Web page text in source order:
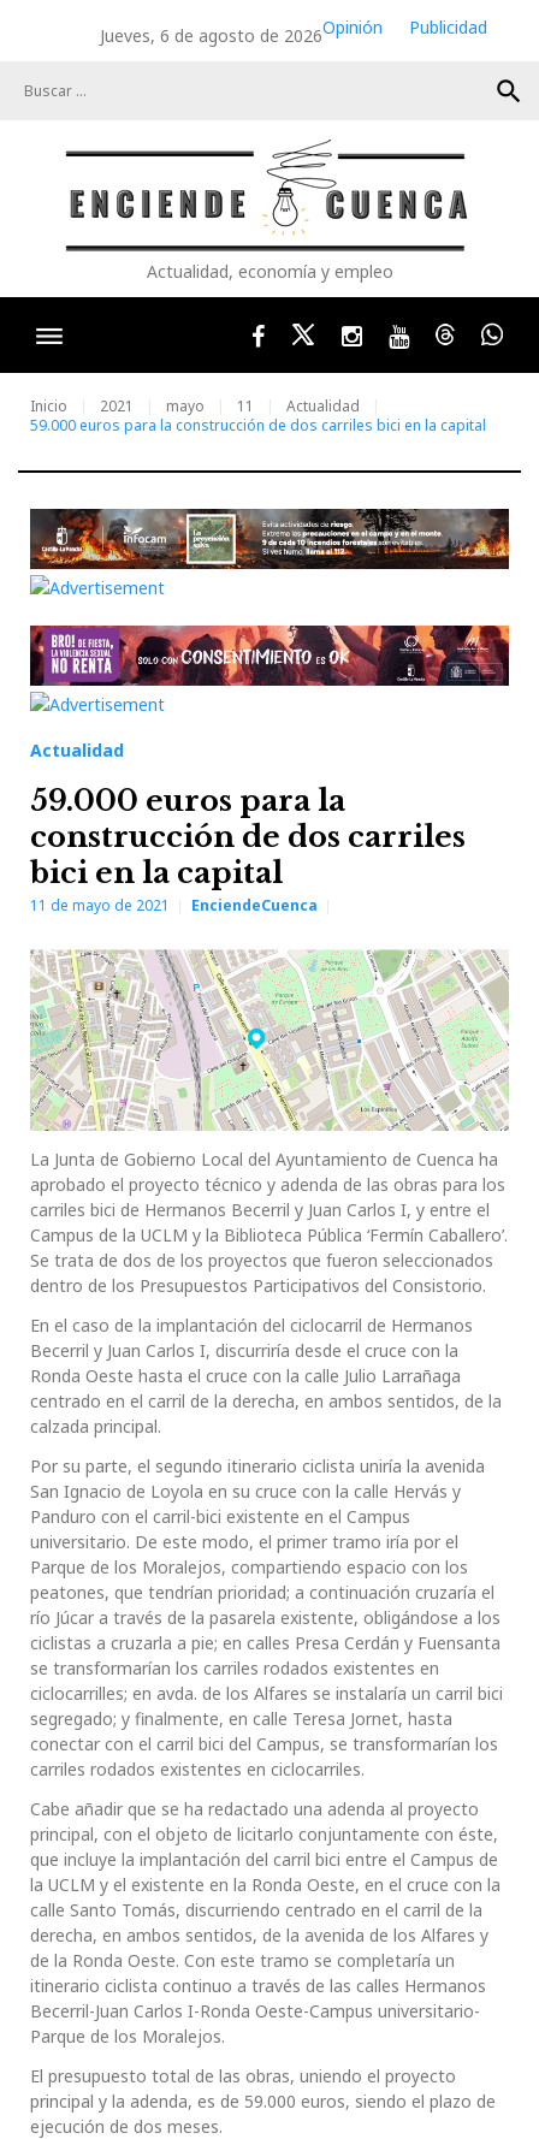
Jueves, 6 de agosto de 2026Opinión
Publicidad
search
Actualidad, economía y empleo
FacebookTwitterInstagram
YoutubeThreads
Inicio 2021 mayo 11
Actualidad
59.000 euros para la construcción de dos carriles bici en la capital
Actualidad
59.000 euros para la
construcción de dos carriles
bici en la capital
11 de mayo de 2021 EnciendeCuenca
La Junta de Gobierno Local del Ayuntamiento de Cuenca ha
aprobado el proyecto técnico y adenda de las obras para los
carriles bici de Hermanos Becerril y Juan Carlos I, y entre el
Campus de la UCLM y la Biblioteca Pública ‘Fermín Caballero’.
Se trata de dos de los proyectos que fueron seleccionados
dentro de los Presupuestos Participativos del Consistorio.
En el caso de la implantación del ciclocarril de Hermanos
Becerril y Juan Carlos I, discurriría desde el cruce con la
Ronda Oeste hasta el cruce con la calle Julio Larrañaga
centrado en el carril de la derecha, en ambos sentidos, de la
calzada principal.
Por su parte, el segundo itinerario ciclista uniría la avenida
San Ignacio de Loyola en su cruce con la calle Hervás y
Panduro con el carril-bici existente en el Campus
universitario. De este modo, el primer tramo iría por el
Parque de los Moralejos, compartiendo espacio con los
peatones, que tendrían prioridad; a continuación cruzaría el
río Júcar a través de la pasarela existente, obligándose a los
ciclistas a cruzarla a pie; en calles Presa Cerdán y Fuensanta
se transformarían los carriles rodados existentes en
ciclocarrilles; en avda. de los Alfares se instalaría un carril bici
segregado; y finalmente, en calle Teresa Jornet, hasta
conectar con el carril bici del Campus, se transformarían los
carriles rodados existentes en ciclocarriles.
Cabe añadir que se ha redactado una adenda al proyecto
principal, con el objeto de licitarlo conjuntamente con éste,
que incluye la implantación del carril bici entre el Campus de
la UCLM y el existente en la Ronda Oeste, en el cruce con la
calle Santo Tomás, discurriendo centrado en el carril de la
derecha, en ambos sentidos, de la avenida de los Alfares y
de la Ronda Oeste. Con este tramo se completaría un
itinerario ciclista continuo a través de las calles Hermanos
Becerril-Juan Carlos I-Ronda Oeste-Campus universitario-
Parque de los Moralejos.
El presupuesto total de las obras, uniendo el proyecto
principal y la adenda, es de 59.000 euros, siendo el plazo de
ejecución de dos meses.